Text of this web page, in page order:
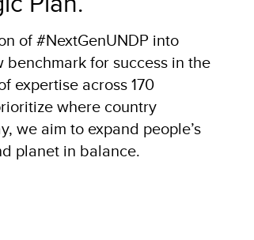
of #NextGenUNDP into
benchmark for success in the
expertise across 170
where country
we aim to expand people’s
planet in balance.